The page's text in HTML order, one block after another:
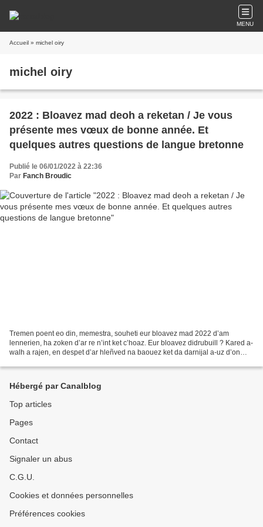
MENU
Accueil » michel oiry
michel oiry
2022 : Bloavez mad deoh a reketan / Je vous
présente mes vœux de bonne année. Et
quelques autres questions de langue bretonne
Publié le 06/01/2022 à 22:36
Par Fanch Broudic
Tremen poent eo din, memestra, souheti eur bloavez mad 2022 d’am
lennerien, ha zoken d’ar re n’int ket c’hoaz. Eur bloavez didrubuill ? Kared a-
walh a rajen, en despet d’ar hleñved na baouez ket da darnijal a-uz d’on
Hébergé par Canalblog
Top articles
Pages
Contact
Signaler un abus
C.G.U.
Cookies et données personnelles
Préférences cookies